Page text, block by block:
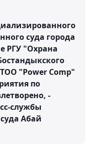
суда города
РГУ "Охрана
"Power Comp"
по
-
службы
Абай